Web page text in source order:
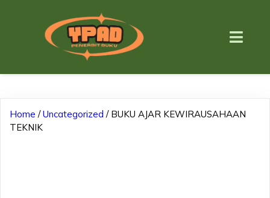
Home /Uncategorized / BUKU AJAR KEWIRAUSAHAAN
TEKNIK